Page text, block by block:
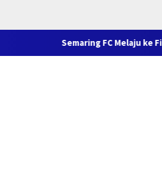
Semaring FC Melaju ke Final Sepak